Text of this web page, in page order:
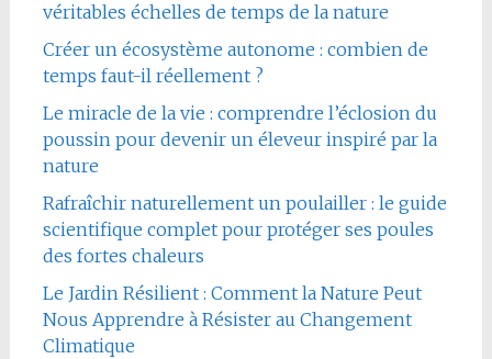
véritables échelles de temps de la nature
Créer un écosystème autonome : combien de
temps faut-il réellement ?
Le miracle de la vie : comprendre l’éclosion du
poussin pour devenir un éleveur inspiré par la
nature
Rafraîchir naturellement un poulailler : le guide
scientifique complet pour protéger ses poules
des fortes chaleurs
Le Jardin Résilient : Comment la Nature Peut
Nous Apprendre à Résister au Changement
Climatique